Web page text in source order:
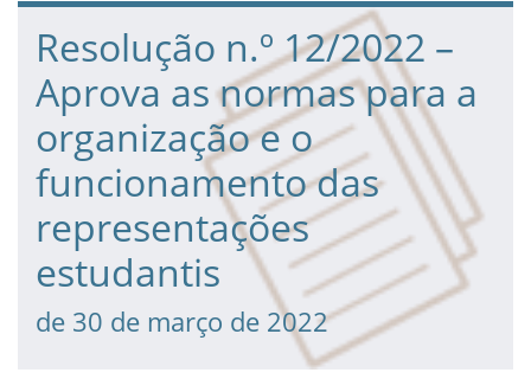
Fim da navegação
Início do conteúdo
Resolução n.º 12/2022 –
Aprova as normas para a
organização e o
funcionamento das
representações
estudantis
de 30 de março de 2022